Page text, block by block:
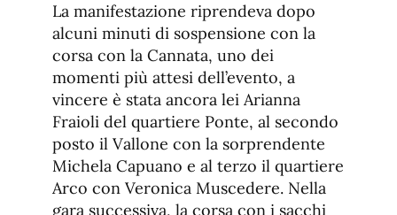
La manifestazione riprendeva dopo
alcuni minuti di sospensione con la
corsa con la Cannata, uno dei
momenti più attesi dell’evento, a
vincere è stata ancora lei Arianna
Fraioli del quartiere Ponte, al secondo
posto il Vallone con la sorprendente
Michela Capuano e al terzo il quartiere
Arco con Veronica Muscedere. Nella
gara successiva, la corsa con i sacchi